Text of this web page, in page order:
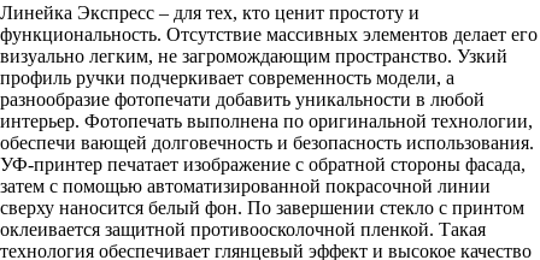
Линейка Экспресс – для тех, кто ценит простоту и
функциональность. Отсутствие массивных элементов делает его
визуально легким, не загромождающим пространство. Узкий
профиль ручки подчеркивает современность модели, а
разнообразие фотопечати добавить уникальности в любой
интерьер. Фотопечать выполнена по оригинальной технологии,
обеспечи вающей долговечность и безопасность использования.
УФ-принтер печатает изображение с обратной стороны фасада,
затем с помощью автоматизированной покрасочной линии
сверху наносится белый фон. По завершении стекло с принтом
оклеивается защитной противоосколочной пленкой. Такая
технология обеспечивает глянцевый эффект и высокое качество